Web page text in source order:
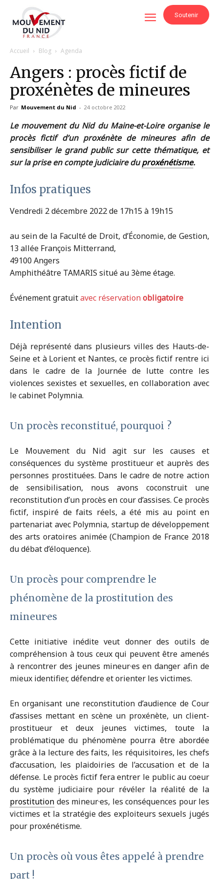
Soutenir
Accueil Blog Agenda
Angers : procès fictif de
proxénètes de mineures
Par Mouvement du Nid - 24 octobre 2022
Le mouvement du Nid du Maine-et-Loire organise le
procès fictif d’un proxénète de mineures afin de
sensibiliser le grand public sur cette thématique, et
sur la prise en compte judiciaire duproxénétisme.
Infos pratiques
Vendredi 2 décembre 2022 de 17h15 à 19h15
au sein de la Faculté de Droit, d’Économie, de Gestion,
13 allée François Mitterrand,
49100 Angers
Amphithéâtre TAMARIS situé au 3ème étage.
Événement gratuitavec réservationobligatoire
Intention
Déjà représenté dans plusieurs villes des Hauts-de-
Seine et à Lorient et Nantes, ce procès fictif rentre ici
dans le cadre de la Journée de lutte contre les
violences sexistes et sexuelles, en collaboration avec
le cabinet Polymnia.
Un procès reconstitué, pourquoi ?
Le Mouvement du Nid agit sur les causes et
conséquences du système prostitueur et auprès des
personnes prostituées. Dans le cadre de notre action
de sensibilisation, nous avons coconstruit une
reconstitution d’un procès en cour d’assises. Ce procès
fictif, inspiré de faits réels, a été mis au point en
partenariat avec Polymnia, startup de développement
des arts oratoires animée (Champion de France 2018
du débat d’éloquence).
Un procès pour comprendre le
phénomène de la prostitution des
mineur·es
Cette initiative inédite veut donner des outils de
compréhension à tous ceux qui peuvent être amenés
à rencontrer des jeunes mineur·es en danger afin de
mieux identifier, défendreet orienter les victimes.
En organisant une reconstitution d’audience de Cour
d’assises mettant en scène un proxénète, un client-
prostitueur et deux jeunes victimes, toute la
problématique du phénomène pourra être abordée
grâce à la lecture des faits, les réquisitoires, les chefs
d’accusation, les plaidoiries de l’accusation et de la
défense. Le procès fictif fera entrer le public au coeur
du système judiciaire pour révéler la réalité de la
prostitution des mineur·es, les conséquences pour les
victimes et la stratégie des exploiteurs sexuels jugés
pour proxénétisme.
Un procès où vous êtes appelé à prendre
part !